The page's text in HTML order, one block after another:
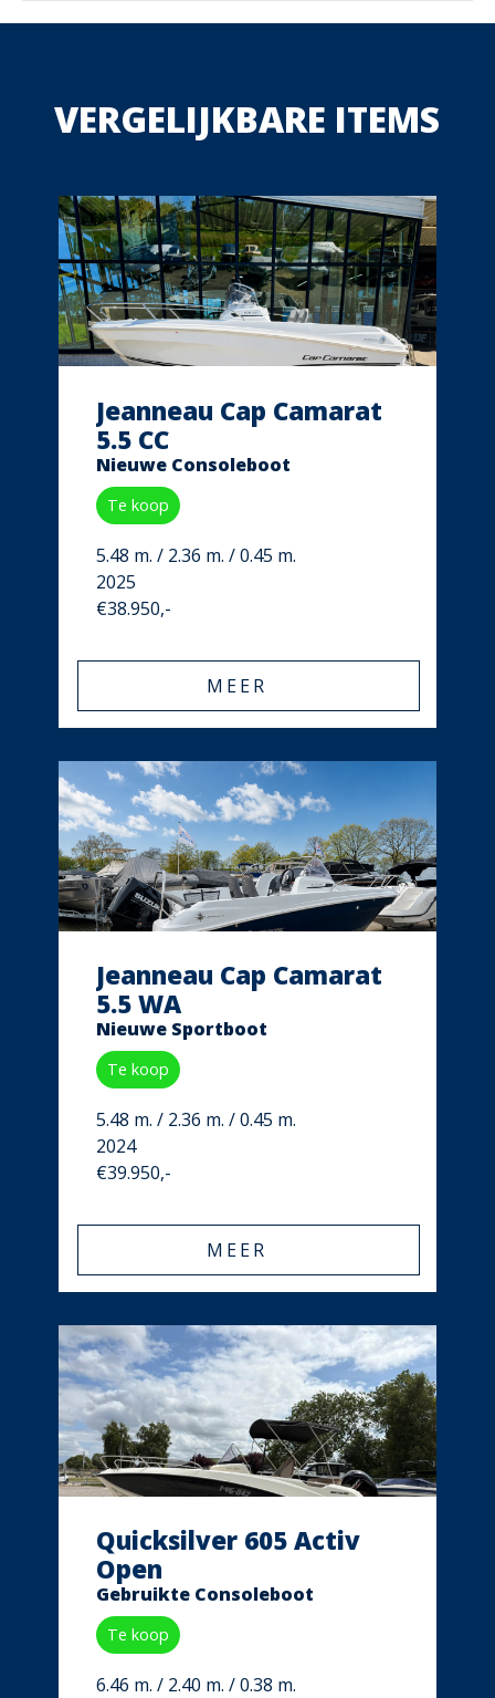
VERGELIJKBARE ITEMS
Jeanneau Cap Camarat
5.5 CC
Nieuwe Consoleboot
Te koop
5.48 m. / 2.36 m. / 0.45 m.
2025
€38.950,-
MEER
Jeanneau Cap Camarat
5.5 WA
Nieuwe Sportboot
Te koop
5.48 m. / 2.36 m. / 0.45 m.
2024
€39.950,-
MEER
Quicksilver 605 Activ
Open
Gebruikte Consoleboot
Te koop
6.46 m. / 2.40 m. / 0.38 m.